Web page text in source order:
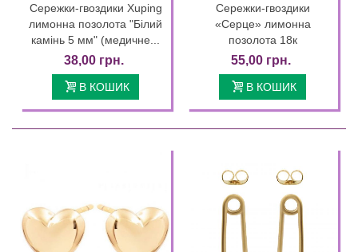
Сережки-гвоздики Xuping
лимонна позолота "Білий
камінь 5 мм" (медичне...
38,00 грн.
В КОШИК
Сережки-гвоздики
«Серце» лимонна
позолота 18к
55,00 грн.
В КОШИК